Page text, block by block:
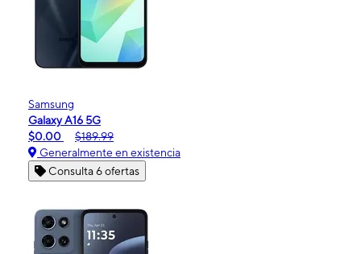
Samsung
Galaxy A16 5G
$0.00
$189.99
Generalmente en existencia
Consulta 6 ofertas